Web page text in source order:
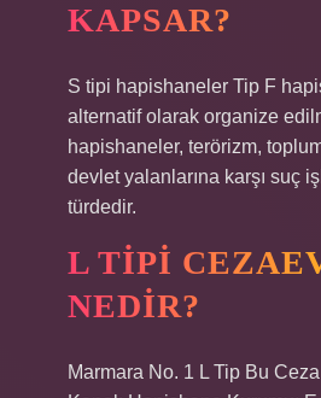
KAPSAR?
S tipi hapishaneler Tip F
alternatif olarak organize
hapishaneler, terörizm,
devlet yalanlarına karşı suç
türdedir.
L TIPI
NEDIR?
Marmara No. 1 L Tip Bu